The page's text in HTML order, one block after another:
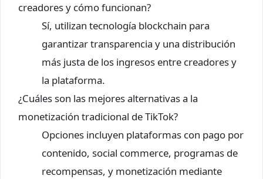
creadores y cómo funcionan?
Sí, utilizan tecnología blockchain para
garantizar transparencia y una distribución
más justa de los ingresos entre creadores y
la plataforma.
¿Cuáles son las mejores alternativas a la
monetización tradicional de TikTok?
Opciones incluyen plataformas con pago por
contenido, social commerce, programas de
recompensas, y monetización mediante